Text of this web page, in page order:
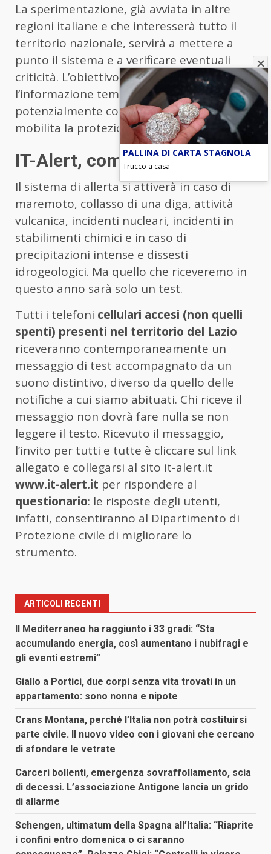
La sperimentazione, già avviata in altre
regioni italiane e che interesserà tutto il
territorio nazionale, servirà a mettere a
punto il sistema e a verificare eventuali
criticità. L’obiettivo di It-Alert è di favorire
l’informazione tempestiva alle persone
potenzialmente coinvolte da un evento che
mobilita la protezione civile.
IT-Alert, come funzionerà
Il sistema di allerta si attiverà in caso di
maremoto, collasso di una diga, attività
vulcanica, incidenti nucleari, incidenti in
stabilimenti chimici e in caso di
precipitazioni intense e dissesti
idrogeologici. Ma quello che riceveremo in
questo anno sarà solo un test.
Tutti i telefoni cellulari accesi (non quelli
spenti) presenti nel territorio del Lazio
riceveranno contemporaneamente un
messaggio di test accompagnato da un
suono distintivo, diverso da quello delle
notifiche a cui siamo abituati. Chi riceve il
messaggio non dovrà fare nulla se non
leggere il testo. Ricevuto il messaggio,
l’invito per tutti e tutte è cliccare sul link
allegato e collegarsi al sito it-alert.it
www.it-alert.it per rispondere al
questionario: le risposte degli utenti,
infatti, consentiranno al Dipartimento di
Protezione civile di migliorare lo
strumento.
ARTICOLI RECENTI
Il Mediterraneo ha raggiunto i 33 gradi: “Sta
accumulando energia, così aumentano i nubifragi e
gli eventi estremi”
Giallo a Portici, due corpi senza vita trovati in un
appartamento: sono nonna e nipote
Crans Montana, perché l’Italia non potrà costituirsi
parte civile. Il nuovo video con i giovani che cercano
di sfondare le vetrate
Carceri bollenti, emergenza sovraffollamento, scia
di decessi. L’associazione Antigone lancia un grido
di allarme
Schengen, ultimatum della Spagna all’Italia: “Riaprite
i confini entro domenica o ci saranno
PALLINA DI CARTA STAGNOLA
Trucco a casa